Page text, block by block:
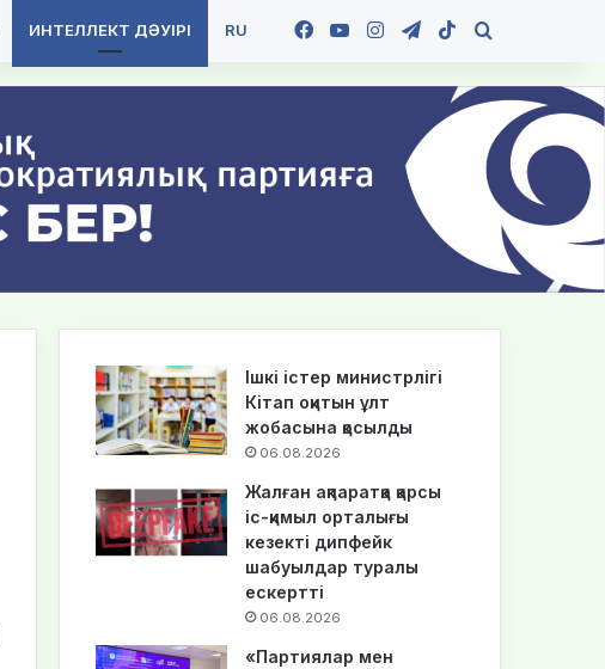
ИНТЕЛЛЕКТ ДӘУІРІ RU Facebook
YouTubeInstagramTelegram
TikTok
Ішкі істер министрлігі
Кітап оқитын ұлт
жобасына қосылды
06.08.2026
Жалған ақпаратқа қарсы
іс-қимыл орталығы
кезекті дипфейк
шабуылдар туралы
ескертті
06.08.2026
«Партиялар мен